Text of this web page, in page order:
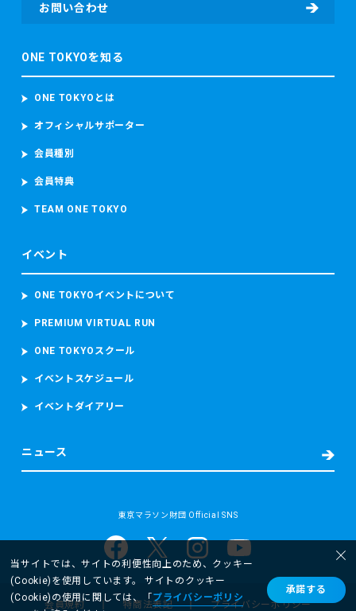
当サイトでは、サイトの利便性向上のため、クッキー
(Cookie)を使用しています。 サイトのクッキー
(Cookie)の使用に関しては、「 プライバシーポリシ
承諾する
・東京マラソン等にご参加いただく場合
検査の結果を取得することがあります。 東京マラソン等に参
加する場合、上記のデータのほか、顔写真、カメラ映像、本
加者本人であることを確認するため参加者の顔写真を撮影
映像（参加者の容貌が写り込むことがあります。）を撮影
し、これらを取り扱います。
真、カメラ映像、本大会記録並び本大会中の中途記録及び推
参加者の顔写真を撮影し、本大会中におけるコースの安全管
理のために監視カメラ映像（参加者の容貌が写り込むことが
あります。）を撮影し、これらを取り扱います。
・救護又は病院への搬送が必要となった場合
療中の病気、現在服用中の薬、アレルギー、傷病名、症状、
発生場所、処置の内容（もしあれば）等の必要な情報を取得
また、病院へ搬送された場合には、当財団は、補償を含む事
及び改善のため、傷病名、症状経過、治療経過及び現在の処
方について当該病院から取得します。
成のために個人情報を取り扱います。
・東京マラソン等にご応募いただくため
・東京マラソン等を通じて寄付をしていただくため
ー 参加者の抽選及び登録のため
ー 大会応募者及び参加者へのサービス及び安全の向上
お問い合わせ
ONE TOKYOを知る
ONE TOKYOとは
オフィシャルサポーター
会員種別
会員特典
TEAM ONE TOKYO
イベント
ONE TOKYOイベントについて
PREMIUM VIRTUAL RUN
ONE TOKYOスクール
イベントスケジュール
イベントダイアリー
ニュース
東京マラソン財団 Official SNS
会員規約 特商法表記 プライバシーポリシー